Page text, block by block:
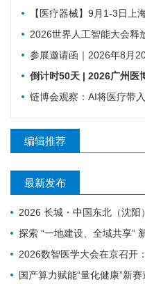
【医疗器械】9月1-3日上海医
2026世界人工智能大会释放新信号：
参展邀请函｜2026年8月20-22日第
倒计时50天 | 2026广州医博会，湾
链博会观察：AI将医疗带
编辑推荐
最新发布
2026 长城・中国东北（沈阳）国际口腔器
探索 “一地建设、全域共享” 新范式 —— 聚焦数智
2026数智医学大会在京召开：AI
国产算力赋能“量化健康”新赛道